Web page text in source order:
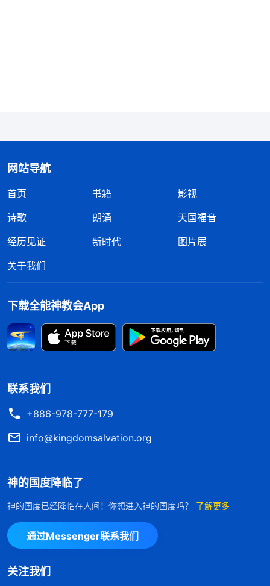
义务，正常人性必须做到的，成年人必须做到的，当
要认定是神的要求、是神的心意，就能忍受任何的痛
苦，尽好自己的本分。那时候你的心境怎么样？就不
一样了，心里就感觉平安、踏实，有享受了。你看
看，只是追求活出正常人性，追求正常人性应该承担
的责任、义务与担负的使命，人心里就感觉有平安喜
理呢，人就有一些变化了。这样的人就是有良心理智
的，什么难处都难不倒。你们说，这样做人怎么样？
有没有刚劲啊？（有。）
六 关于追求真理・怎样追求真理（五）》
人，不管工作中遇到什么难处都应该承担压力担起工
到神让挪亚造方舟时挪亚连方舟是什么样子都没有见
过，挪亚面临的是前所未有的难处，但挪亚没有考虑
自己的肉体要受多大苦、要付多大代价，他心里想的
都是怎么能把神交给他的托付完成好。那时候没有发
网站导航
首页 书籍
影视
诗歌
朗诵
天国福音
经历见证
新时代
图片展
关于我们
下载全能神教会App
联系我们
+886-978-777-179
info@kingdomsalvation.org
神的国度降临了
神的国度已经降临在人间！你想进入神的国度吗？ 了解更多
通过Messenger联系我们
关注我们